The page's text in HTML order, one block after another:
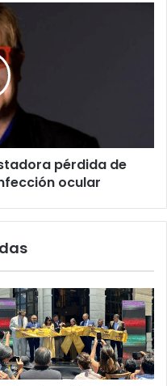
pérdida de
ocular